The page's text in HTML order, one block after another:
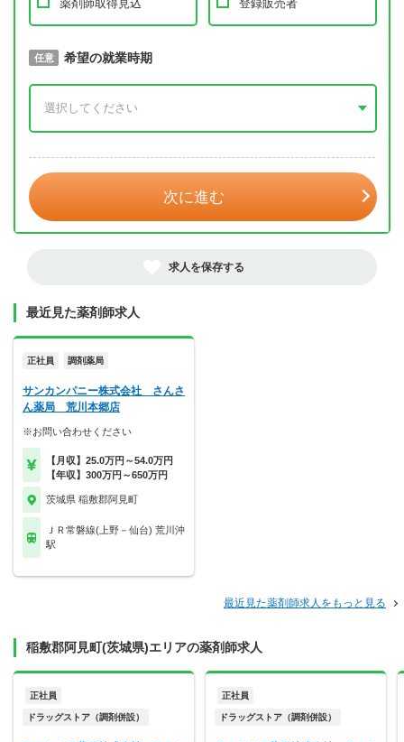
薬剤師取得見込 登録販売者
必須 取得予定年
任意 希望の就業時期
次に進む
求人を保存する
最近見た薬剤師求人
正社員 調剤薬局
サンカンパニー株式会社 さんさ
ん薬局 荒川本郷店
※お問い合わせください
【月収】25.0万円～54.0万円
【年収】300万円～650万円
茨城県 稲敷郡阿見町
ＪＲ常磐線(上野－仙台) 荒川沖
駅
最近見た薬剤師求人をもっと見る
稲敷郡阿見町(茨城県)エリアの薬剤師求人
正社員
ドラッグストア（調剤併設）
正社員
ドラッグストア（調剤併設）